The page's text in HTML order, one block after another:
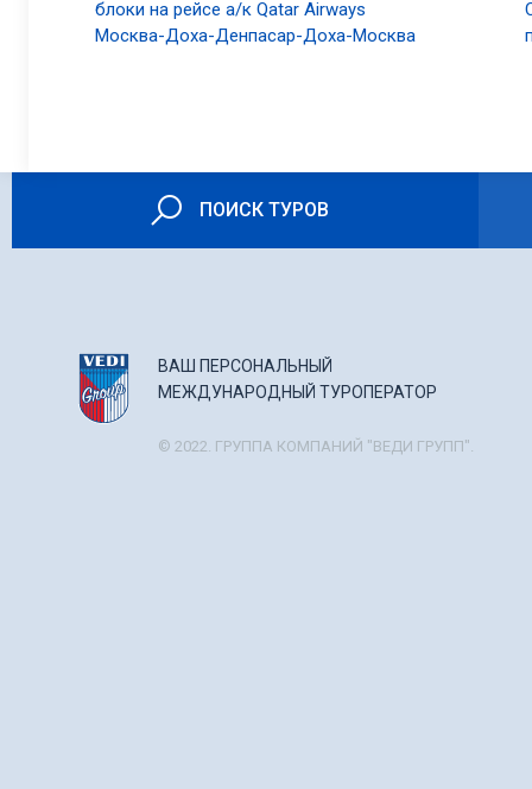
блоки на рейсе а/к Qatar Airways
Москва-Доха-Денпасар-Доха-Москва
ПОИСК ТУРОВ
ВАШ ПЕРСОНАЛЬНЫЙ
МЕЖДУНАРОДНЫЙ ТУРОПЕРАТОР
© 2022. ГРУППА КОМПАНИЙ "ВЕДИ ГРУПП".